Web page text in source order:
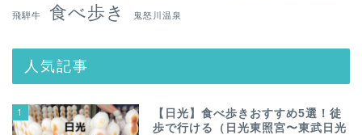
飛騨牛 食べ歩き 鬼怒川温泉
人気記事
1
【日光】食べ歩きおすすめ5選！徒
歩で行ける（日光東照宮〜東武日光